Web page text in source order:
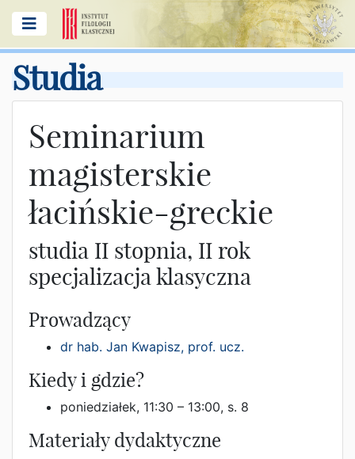
Studia
Seminarium
magisterskie
łacińskie-greckie
studia II stopnia, II rok
specjalizacja klasyczna
Prowadzący
dr hab. Jan Kwapisz, prof. ucz.
Kiedy i gdzie?
poniedziałek, 11:30 – 13:00, s. 8
Materiały dydaktyczne